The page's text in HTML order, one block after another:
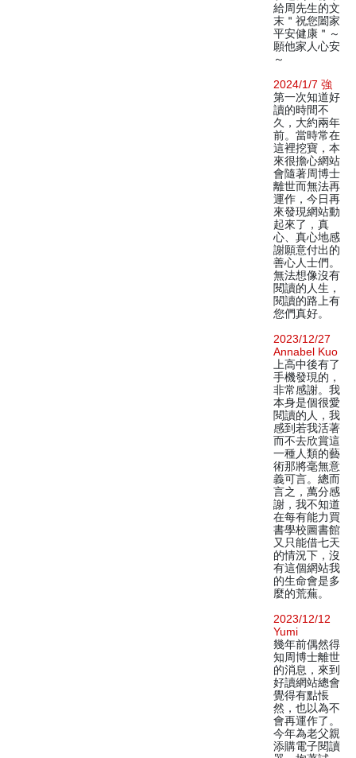
給周先生的文
末＂祝您闔家
平安健康＂～
願他家人心安
～
2024/1/7 強
第一次知道好
讀的時間不
久，大約兩年
前。當時常在
這裡挖寶，本
來很擔心網站
會隨著周博士
離世而無法再
運作，今日再
來發現網站動
起來了，真
心、真心地感
謝願意付出的
善心人士們。
無法想像沒有
閱讀的人生，
閱讀的路上有
您們真好。
2023/12/27
Annabel Kuo
上高中後有了
手機發現的，
非常感謝。我
本身是個很愛
閱讀的人，我
感到若我活著
而不去欣賞這
一種人類的藝
術那將毫無意
義可言。總而
言之，萬分感
謝，我不知道
在每有能力買
書學校圖書館
又只能借七天
的情況下，沒
有這個網站我
的生命會是多
麼的荒蕪。
2023/12/12
Yumi
幾年前偶然得
知周博士離世
的消息，來到
好讀網站總會
覺得有點悵
然，也以為不
會再運作了。
今年為老父親
添購電子閱讀